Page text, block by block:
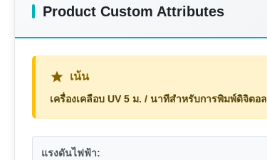
Product Custom Attributes
เน้น
เครื่องเคลือบ UV 5 ม. / นาทีสำหรับการพิมพ์ดิจิตอล
แรงดันไฟฟ้า: